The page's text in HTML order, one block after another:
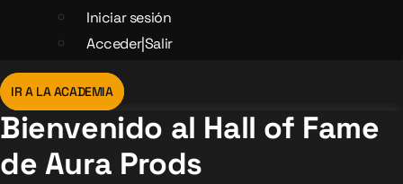
Iniciar sesión
Acceder|Salir
IR A LA ACADEMIA
Bienvenido al Hall of Fame
de Aura Prods